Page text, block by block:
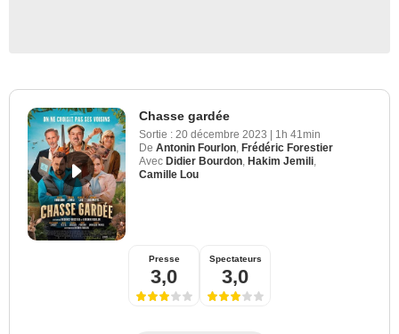
Chasse gardée
Sortie : 20 décembre 2023 | 1h 41min
De Antonin Fourlon Frédéric Forestier
Avec Didier Bourdon Hakim Jemili
Camille Lou
Presse
3,0
Spectateurs
3,0